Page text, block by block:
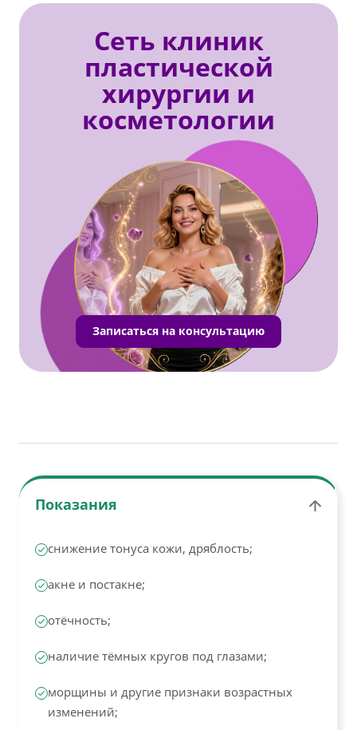
Сеть клиник
пластической
хирургии и
косметологии
Записаться на консультацию
Показания
снижение тонуса кожи, дряблость;
акне и постакне;
отёчность;
наличие тёмных кругов под глазами;
морщины и другие признаки возрастных
изменений;